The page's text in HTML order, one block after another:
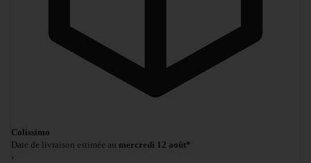
Colissimo
Date de livraison estimée au mercredi 12 août*
›